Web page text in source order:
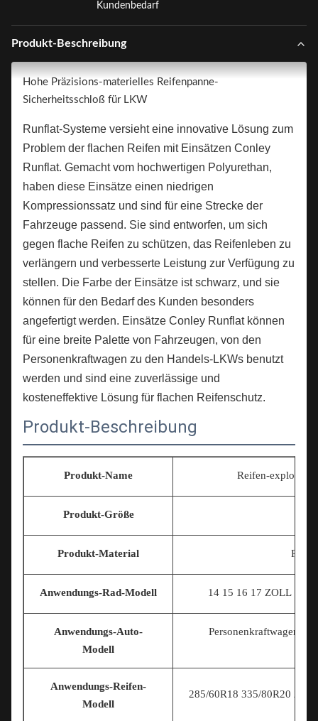
Kundenbedarf
Produkt-Beschreibung
Hohe Präzisions-materielles Reifenpanne-
Sicherheitsschloß für LKW
Runflat-Systeme versieht eine innovative Lösung zum
Problem der flachen Reifen mit Einsätzen Conley
Runflat. Gemacht vom hochwertigen Polyurethan,
haben diese Einsätze einen niedrigen
Kompressionssatz und sind für eine Strecke der
Fahrzeuge passend. Sie sind entworfen, um sich
gegen flache Reifen zu schützen, das Reifenleben zu
verlängern und verbesserte Leistung zur Verfügung zu
stellen. Die Farbe der Einsätze ist schwarz, und sie
können für den Bedarf des Kunden besonders
angefertigt werden. Einsätze Conley Runflat können
für eine breite Palette von Fahrzeugen, von den
Personenkraftwagen zu den Handels-LKWs benutzt
werden und sind eine zuverlässige und
kosteneffektive Lösung für flachen Reifenschutz.
Produkt-Beschreibung
Produkt-Name Reifen-
Produkt-Größe
Produkt-Material
Anwendungs-Rad-Modell 14 15 16 17 ZOLL
Anwendungs-Auto-
Modell
Personenkraftwagen/
Anwendungs-Reifen-
Modell
285/60R18 335/80R20